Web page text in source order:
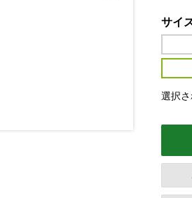
サイ
選択